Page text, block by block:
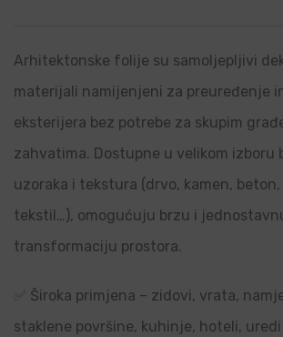
Arhitektonske folije su samoljepljivi
materijali namijenjeni za preuređenje
eksterijera bez potrebe za skupim
zahvatima. Dostupne u velikom izboru
uzoraka i tekstura (drvo, kamen,
tekstil…), omogućuju brzu i
transformaciju prostora.
✅ Široka primjena – zidovi, vrata,
staklene površine, kuhinje, hoteli,